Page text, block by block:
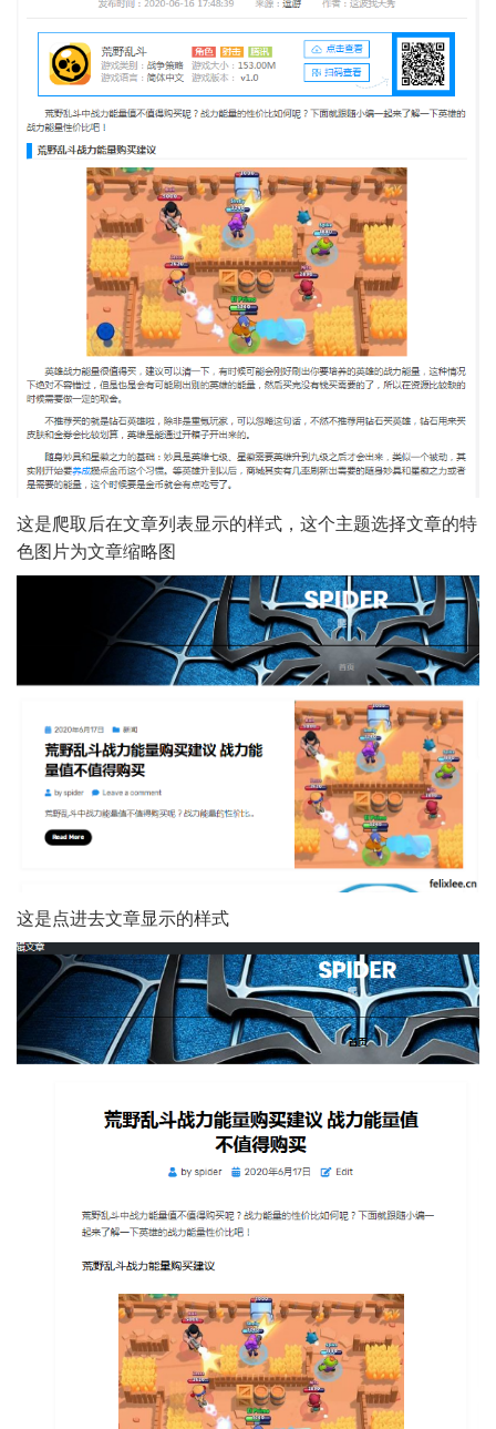
这是爬取后在文章列表显示的样式，这个主题选择文章的特
色图片为文章缩略图
这是点进去文章显示的样式